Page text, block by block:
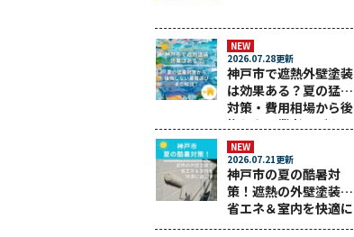
NEW
2026.07.28更新
神戸市で遮熱外壁塗装
は効果ある？夏の猛暑
対策・費用相場から後
悔しない業者選びまで
解説！
NEW
2026.07.21更新
神戸市の夏の酷暑対
策！遮熱の外壁塗装で
省エネ＆室内を快適に
過ごす